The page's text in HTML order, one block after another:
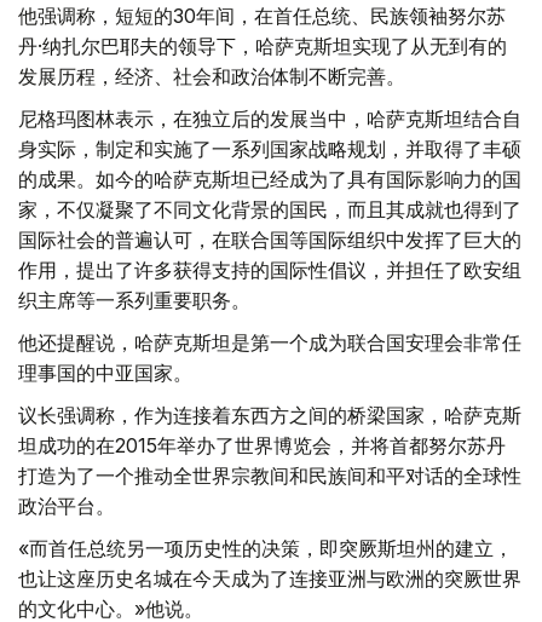
他强调称，短短的30年间，在首任总统、民族领袖努尔苏
丹·纳扎尔巴耶夫的领导下，哈萨克斯坦实现了从无到有的
发展历程，经济、社会和政治体制不断完善。
尼格玛图林表示，在独立后的发展当中，哈萨克斯坦结合自
身实际，制定和实施了一系列国家战略规划，并取得了丰硕
的成果。如今的哈萨克斯坦已经成为了具有国际影响力的国
家，不仅凝聚了不同文化背景的国民，而且其成就也得到了
国际社会的普遍认可，在联合国等国际组织中发挥了巨大的
作用，提出了许多获得支持的国际性倡议，并担任了欧安组
织主席等一系列重要职务。
他还提醒说，哈萨克斯坦是第一个成为联合国安理会非常任
理事国的中亚国家。
议长强调称，作为连接着东西方之间的桥梁国家，哈萨克斯
坦成功的在2015年举办了世界博览会，并将首都努尔苏丹
打造为了一个推动全世界宗教间和民族间和平对话的全球性
政治平台。
«而首任总统另一项历史性的决策，即突厥斯坦州的建立，
也让这座历史名城在今天成为了连接亚洲与欧洲的突厥世界
的文化中心。»他说。